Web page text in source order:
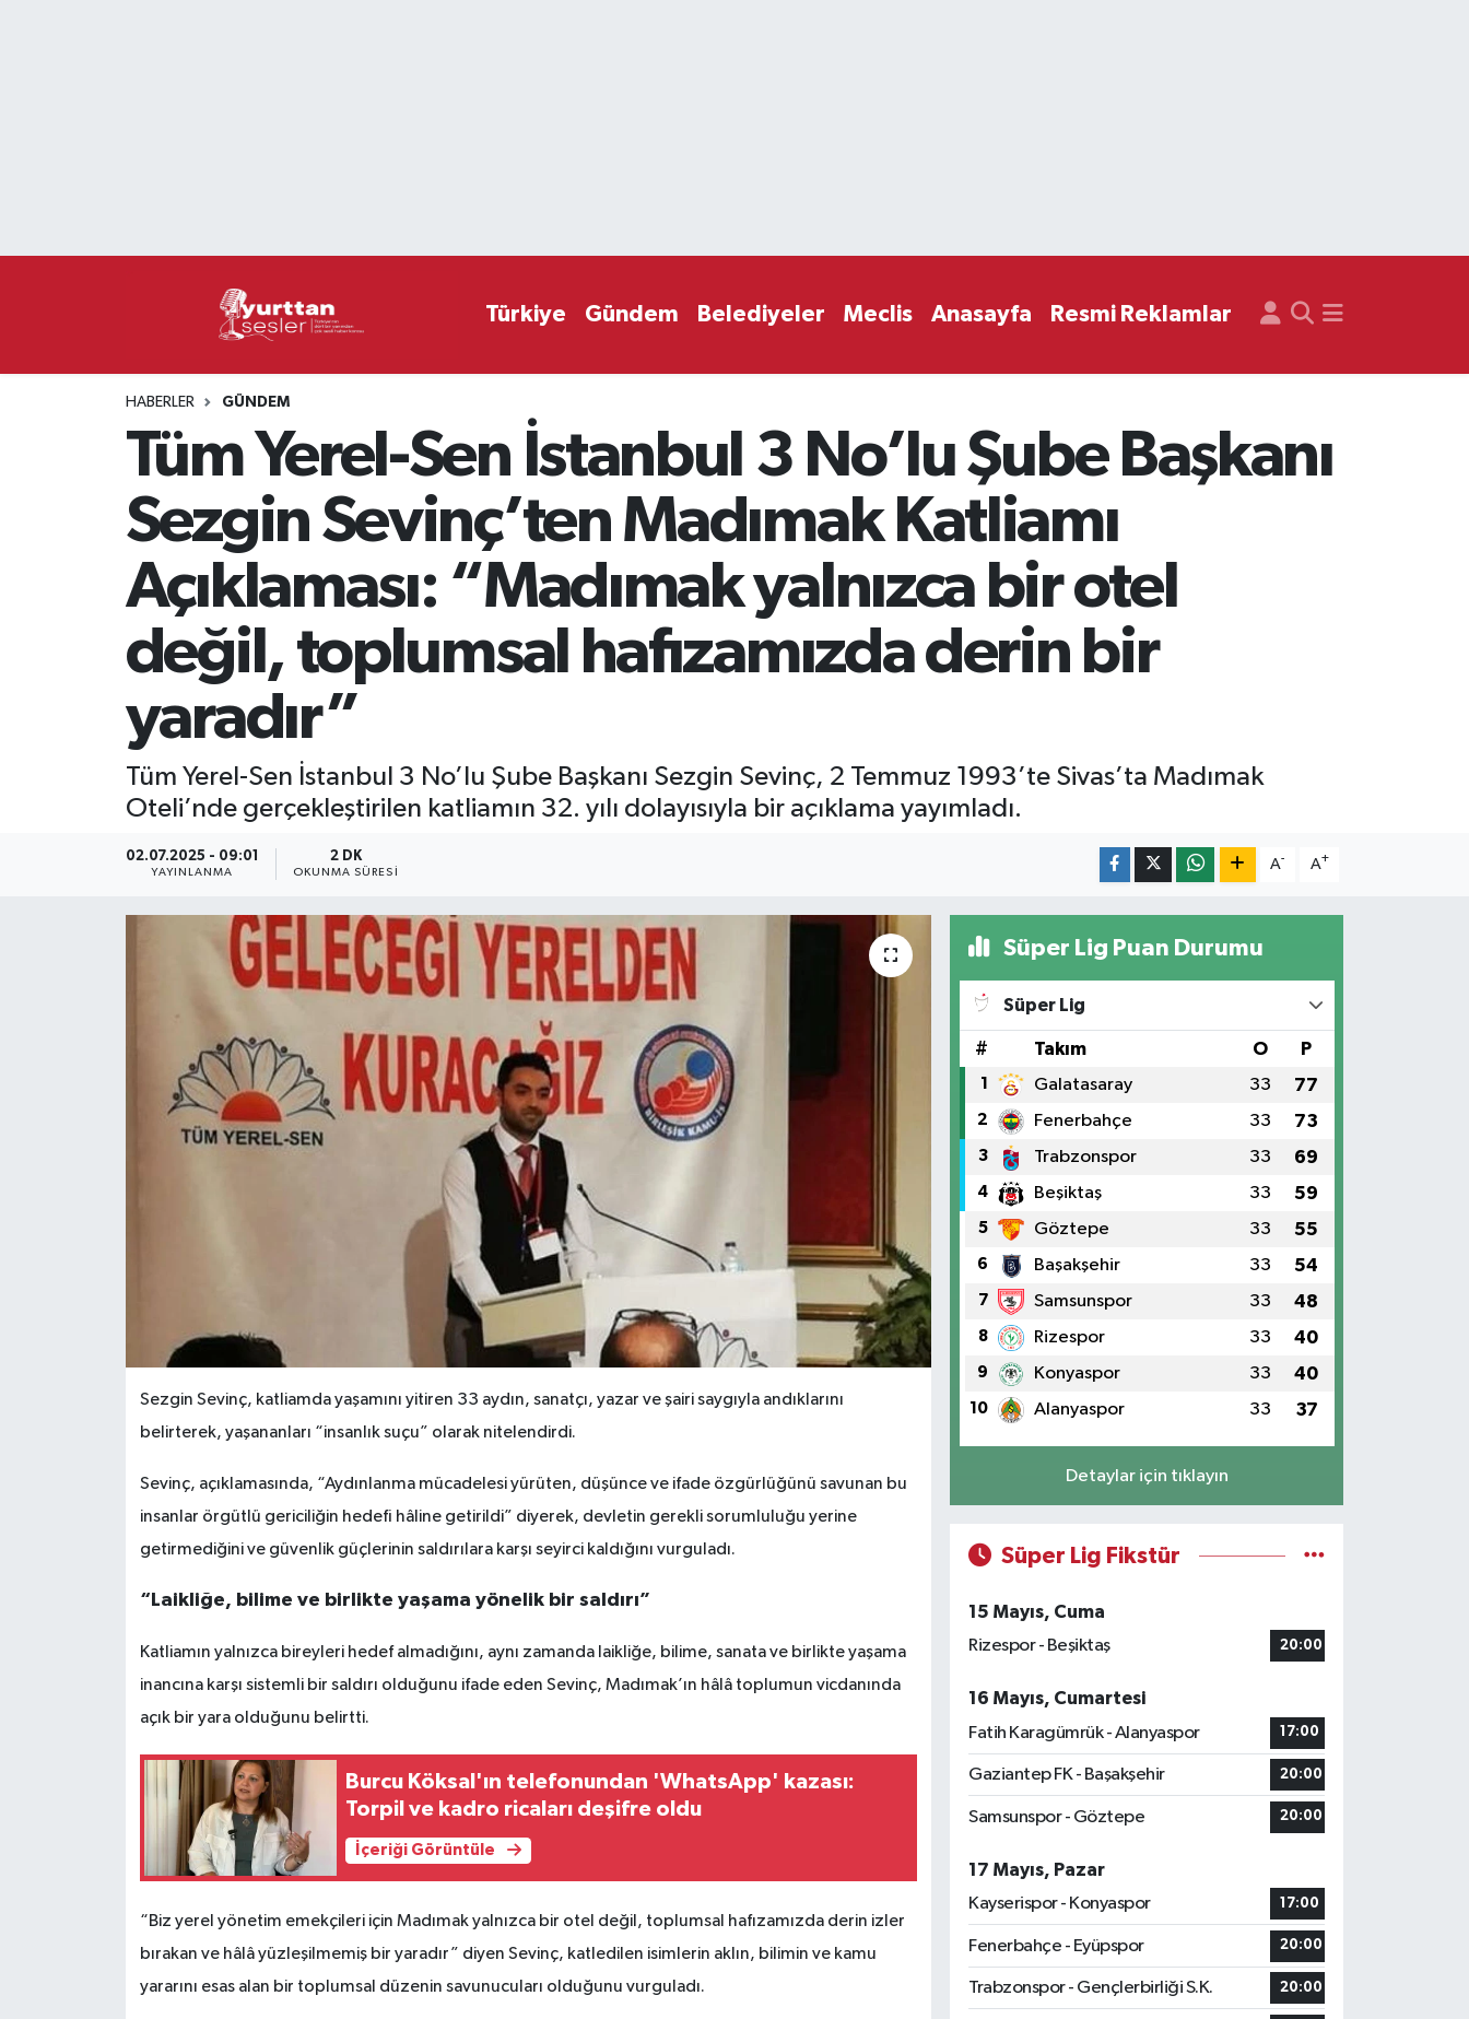
Türkiye Gündem Belediyeler Meclis Anasayfa Resmi Reklamlar
HABERLER GÜNDEM
Tüm Yerel-Sen İstanbul 3 No’lu Şube Başkanı
Sezgin Sevinç’ten Madımak Katliamı
Açıklaması: “Madımak yalnızca bir otel
değil, toplumsal hafızamızda derin bir
yaradır”
Tüm Yerel-Sen İstanbul 3 No’lu Şube Başkanı Sezgin Sevinç, 2 Temmuz 1993’te Sivas’ta Madımak
Oteli’nde gerçekleştirilen katliamın 32. yılı dolayısıyla bir açıklama yayımladı.
02.07.2025 - 09:01
YAYINLANMA
2 DK
OKUNMA SÜRESI
A- A+
Sezgin Sevinç, katliamda yaşamını yitiren 33 aydın, sanatçı, yazar ve şairi saygıyla andıklarını
belirterek, yaşananları “insanlık suçu” olarak nitelendirdi.
Sevinç, açıklamasında, “Aydınlanma mücadelesi yürüten, düşünce ve ifade özgürlüğünü savunan bu
insanlar örgütlü gericiliğin hedefi hâline getirildi” diyerek, devletin gerekli sorumluluğu yerine
getirmediğini ve güvenlik güçlerinin saldırılara karşı seyirci kaldığını vurguladı.
“Laikliğe, bilime ve birlikte yaşama yönelik bir saldırı”
Katliamın yalnızca bireyleri hedef almadığını, aynı zamanda laikliğe, bilime, sanata ve birlikte yaşama
inancına karşı sistemli bir saldırı olduğunu ifade eden Sevinç, Madımak’ın hâlâ toplumun vicdanında
açık bir yara olduğunu belirtti.
Burcu Köksal'ın telefonundan 'WhatsApp' kazası:
Torpil ve kadro ricaları deşifre oldu
İçeriği Görüntüle
“Biz yerel yönetim emekçileri için Madımak yalnızca bir otel değil, toplumsal hafızamızda derin izler
bırakan ve hâlâ yüzleşilmemiş bir yaradır” diyen Sevinç, katledilen isimlerin aklın, bilimin ve kamu
yararını esas alan bir toplumsal düzenin savunucuları olduğunu vurguladı.
Süper Lig Puan Durumu
Süper Lig
# Takım O P
1 Galatasaray 33 77
2 Fenerbahçe 33 73
3 Trabzonspor 33 69
4 Beşiktaş 33 59
5 Göztepe 33 55
6 Başakşehir 33 54
7 Samsunspor 33 48
8 Rizespor 33 40
9 Konyaspor 33 40
10 Alanyaspor 33 37
Detaylar için tıklayın
Süper Lig Fikstür
15 Mayıs, Cuma
Rizespor - Beşiktaş
20:00
16 Mayıs, Cumartesi
Fatih Karagümrük - Alanyaspor
17:00
Gaziantep FK - Başakşehir 20:00
Samsunspor - Göztepe 20:00
17 Mayıs, Pazar
Kayserispor - Konyaspor
17:00
Fenerbahçe - Eyüpspor 20:00
Trabzonspor - Gençlerbirliği S.K. 20:00
Süper Lig Puan Durumu ve Fikstür
Haber Arşivi